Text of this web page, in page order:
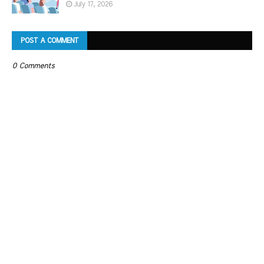
July 17, 2026
POST A COMMENT
0 Comments